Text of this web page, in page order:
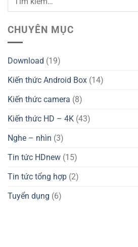
CHUYÊN MỤC
Download (19)
Kiến thức Android Box (14)
Kiến thức camera (8)
Kiến thức HD – 4K (43)
Nghe – nhìn (3)
Tin tức HDnew (15)
Tin tức tổng hợp (2)
Tuyển dụng (6)